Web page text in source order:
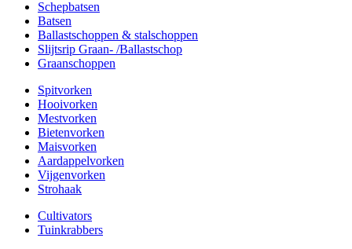
Schepbatsen
Batsen
Ballastschoppen & stalschoppen
Slijtsrip Graan- /Ballastschop
Graanschoppen
Spitvorken
Hooivorken
Mestvorken
Bietenvorken
Maisvorken
Aardappelvorken
Vijgenvorken
Strohaak
Cultivators
Tuinkrabbers